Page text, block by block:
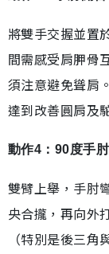
將雙手交握並置
間需感受肩胛骨
須注意避免聳肩
達到改善圓肩及
動作4：90度手
雙臂上舉，手肘
央合攏，再向外
（特別是後三